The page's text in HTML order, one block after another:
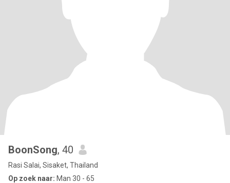
BoonSong, 40
Rasi Salai, Sisaket, Thailand
Op zoek naar: Man 30 - 65